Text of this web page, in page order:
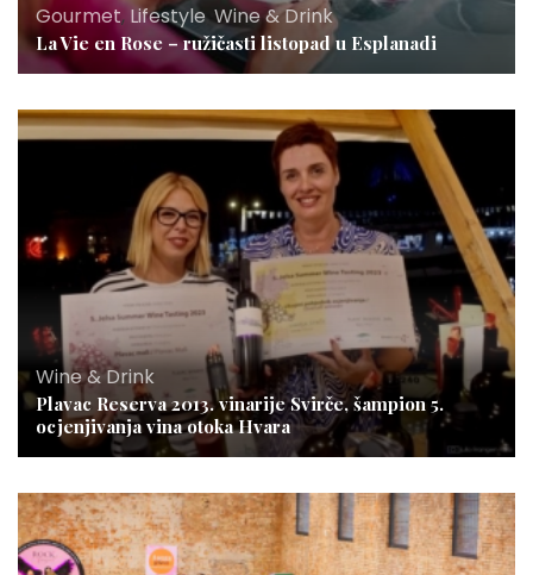
Gourmet,Lifestyle,Wine & Drink
La Vie en Rose – ružičasti listopad u Esplanadi
Wine & Drink
Plavac Reserva 2013. vinarije Svirče, šampion 5.
ocjenjivanja vina otoka Hvara